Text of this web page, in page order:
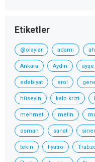
Etiketler
@olaylar adamı
Ankara Aydın ayşe
edebiyat erol
hüseyin kalp krizi
mehmet metin
osman sanat
tekin tiyatro